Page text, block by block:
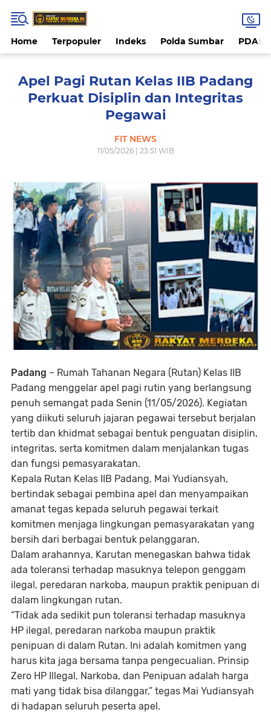
Home Terpopuler Indeks Polda Sumbar PDAM
Apel Pagi Rutan Kelas IIB Padang
Perkuat Disiplin dan Integritas
Pegawai
FIT NEWS
11/05/2026 | 23:51 WIB
Padang – Rumah Tahanan Negara (Rutan) Kelas IIB
Padang menggelar apel pagi rutin yang berlangsung
penuh semangat pada Senin (11/05/2026). Kegiatan
yang diikuti seluruh jajaran pegawai tersebut berjalan
tertib dan khidmat sebagai bentuk penguatan disiplin,
integritas, serta komitmen dalam menjalankan tugas
dan fungsi pemasyarakatan.
Kepala Rutan Kelas IIB Padang, Mai Yudiansyah,
bertindak sebagai pembina apel dan menyampaikan
amanat tegas kepada seluruh pegawai terkait
komitmen menjaga lingkungan pemasyarakatan yang
bersih dari berbagai bentuk pelanggaran.
Dalam arahannya, Karutan menegaskan bahwa tidak
ada toleransi terhadap masuknya telepon genggam
ilegal, peredaran narkoba, maupun praktik penipuan di
dalam lingkungan rutan.
“Tidak ada sedikit pun toleransi terhadap masuknya
HP ilegal, peredaran narkoba maupun praktik
penipuan di dalam Rutan. Ini adalah komitmen yang
harus kita jaga bersama tanpa pengecualian. Prinsip
Zero HP Illegal, Narkoba, dan Penipuan adalah harga
mati yang tidak bisa dilanggar,” tegas Mai Yudiansyah
di hadapan seluruh peserta apel.